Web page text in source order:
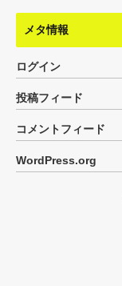
メタ情報
ログイン
投稿フィード
コメントフィード
WordPress.org